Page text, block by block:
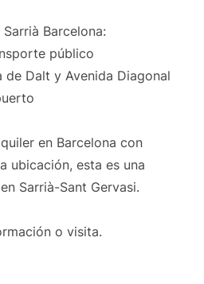
Barcelona:
público
de Dalt y Avenida Diagonal
en Barcelona con
ubicación, esta es una
Sarrià-Sant Gervasi.
o visita.